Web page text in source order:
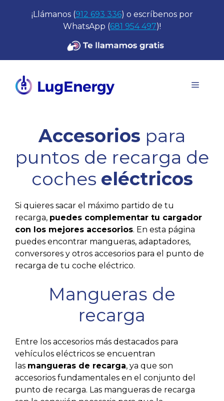
¡Llámanos (912 693 336) o escríbenos por
WhatsApp (681 954 497)!
Menú
Accesorios para
puntos de recarga de
coches eléctricos
Si quieres sacar el máximo partido de tu
recarga, puedes complementar tu cargador
con los mejores accesorios. En esta página
puedes encontrar mangueras, adaptadores,
conversores y otros accesorios para el punto de
recarga de tu coche eléctrico.
Mangueras de
recarga
Entre los accesorios más destacados para
vehículos eléctricos se encuentran
las mangueras de recarga, ya que son
accesorios fundamentales en el conjunto del
punto de recarga. Las mangueras de recarga